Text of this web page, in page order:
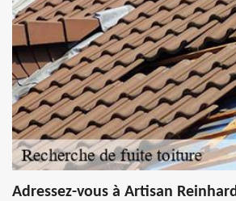
Adressez-vous à Artisan